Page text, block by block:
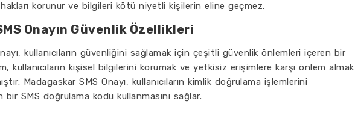
hakları korunur ve bilgileri kötü niyetli kişilerin eline geçmez.
Onayın Güvenlik Özellikleri
kullanıcıların güvenliğini sağlamak için çeşitli güvenlik önlemleri içeren bir
kullanıcıların kişisel bilgilerini korumak ve yetkisiz erişimlere karşı önlem almak
Madagaskar SMS Onayı, kullanıcıların kimlik doğrulama işlemlerini
SMS doğrulama kodu kullanmasını sağlar.